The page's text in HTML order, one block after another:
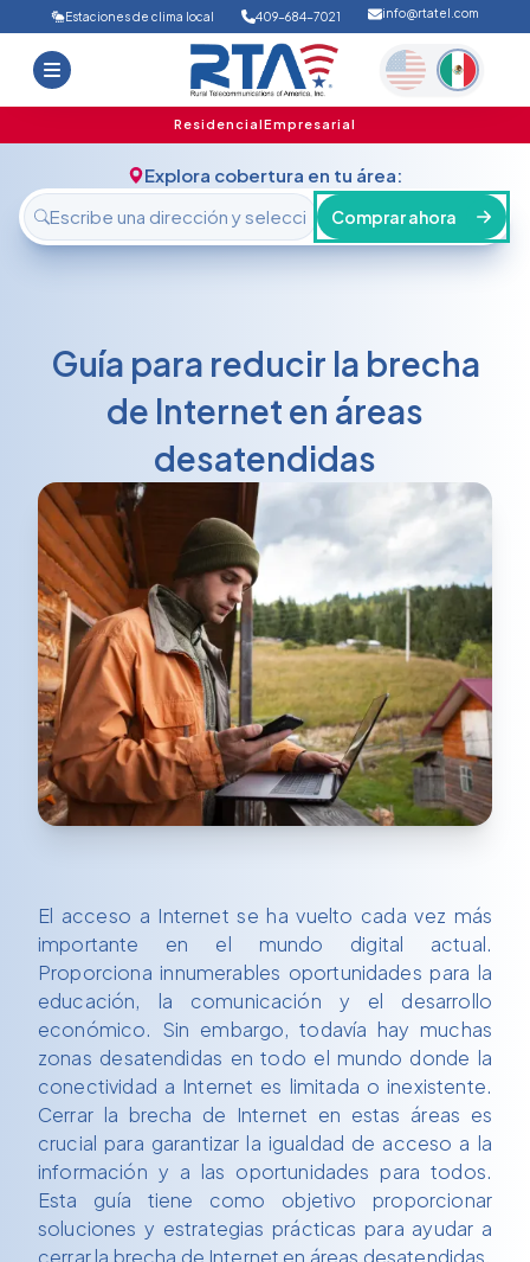
Inicio
Ofertas
Soporte
FAQ
Iniciar sesión
Estaciones de clima local 409-684-7021 info@rtatel.com
ResidencialEmpresarial
Explora cobertura en tu área:
Comprar ahora
Guía para reducir la brecha
de Internet en áreas
desatendidas
El acceso a Internet se ha vuelto cada vez más
importante en el mundo digital actual.
Proporciona innumerables oportunidades para la
educación, la comunicación y el desarrollo
económico. Sin embargo, todavía hay muchas
zonas desatendidas en todo el mundo donde la
conectividad a Internet es limitada o inexistente.
Cerrar la brecha de Internet en estas áreas es
crucial para garantizar la igualdad de acceso a la
información y a las oportunidades para todos.
Esta guía tiene como objetivo proporcionar
soluciones y estrategias prácticas para ayudar a
cerrar la brecha de Internet en áreas desatendidas.